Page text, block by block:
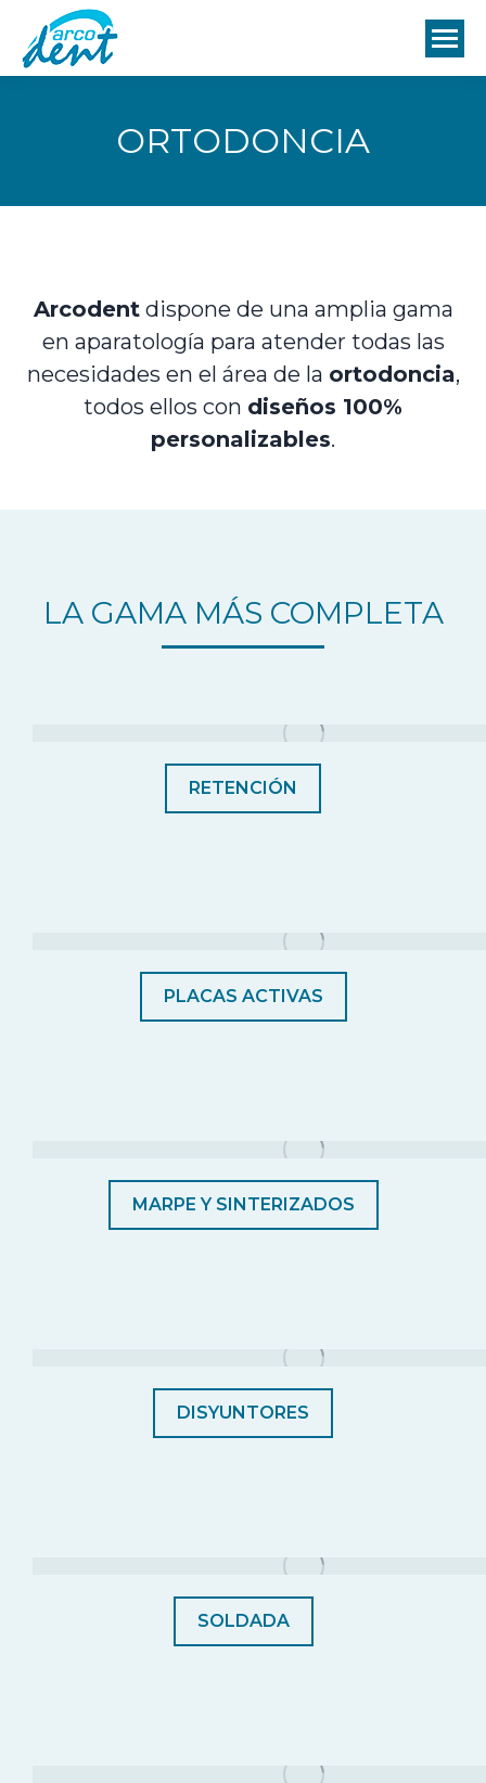
ORTODONCIA
Arcodentdispone de una amplia gama
en aparatología para atender todas las
necesidades en el área de la ortodoncia,
todos ellos con diseños 100%
personalizables.
LA GAMA MÁS COMPLETA
RETENCIÓN
PLACAS ACTIVAS
MARPE Y SINTERIZADOS
DISYUNTORES
SOLDADA